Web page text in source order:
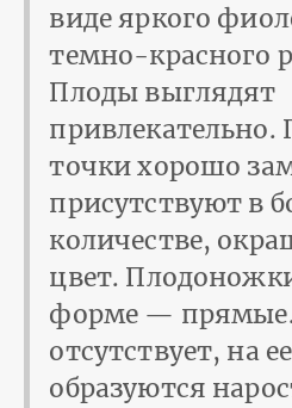
виде яркого
темно-красного
Плоды выглядят
точки хорошо
присутствуют в
количестве,
цвет.
форме —
отсутствует, на
образуются